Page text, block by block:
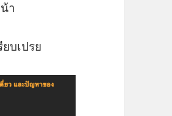
า
บเปรย